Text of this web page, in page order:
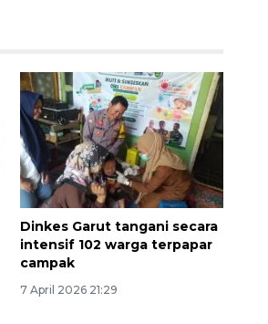
Dinkes Garut tangani secara
intensif 102 warga terpapar
campak
7 April 2026 21:29
HPV untuk siswa laki-
06 06:30:00